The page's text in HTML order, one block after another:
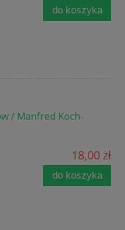
do koszyka
/ Manfred Koch-
18,00 zł
do koszyka